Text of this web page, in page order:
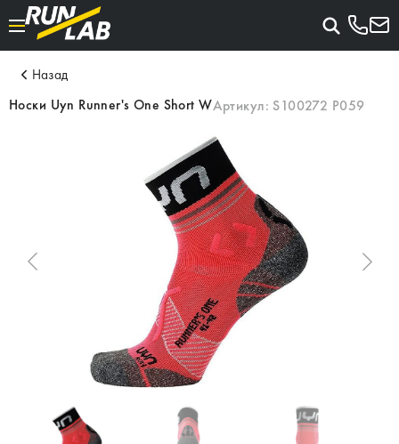
Назад
Носки Uyn Runner's One Short WАртикул: S100272 P059